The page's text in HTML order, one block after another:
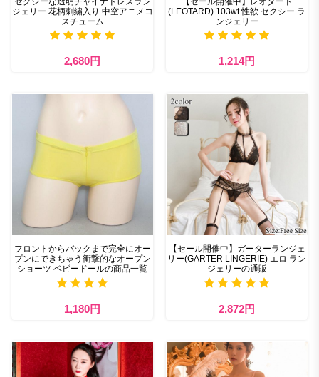
ジェリー 花柄刺繍入り 中空アニメコ
スチューム
2,680円
(LEOTARD) 103wt 性欲 セクシー ラ
ンジェリー
1,214円
フロントからバックまで完全にオー
プンにできちゃう衝撃的なオープン
ショーツ ベビードールの商品一覧
1,180円
【セール開催中】ガーターランジェ
リー(GARTER LINGERIE) エロ ラン
ジェリーの通販
2,872円